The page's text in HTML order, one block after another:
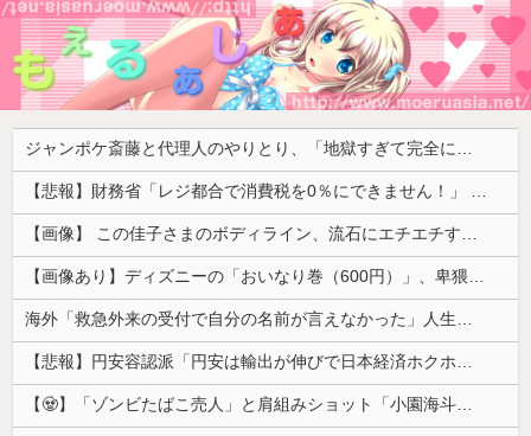
ジャンポケ斎藤と代理人のやりとり、「地獄すぎて完全にコントになってる……」と衝撃を受ける人が続出中
【悲報】財務省「レジ都合で消費税を0％にできません！」 → X民「指定ゴミ袋を買ってレシート見たら消費税はゼロになるんだけど？」ｗｗｗｗｗｗｗｗｗｗｗｗｗｗ
【画像】 この佳子さまのボディライン、流石にエチエチすぎやろ！
【画像あり】ディズニーの「おいなり巻（600円）」、卑猥すぎて賛否両論ｗｗｗｗｗ
海外「救急外来の受付で自分の名前が言えなかった」人生で一番痛かったものを聞いた結果…
【悲報】円安容認派「円安は輸出が伸びで日本経済ホクホク！」⇒ 世界に売る物が無さすぎて輸出額で韓国に惨敗・・・
【🧟】「ゾンビたばこ売人」と肩組みショット「小園海斗」に注がれる“厳しい視線” 「レギュラー剥奪も選択肢のひとつに」